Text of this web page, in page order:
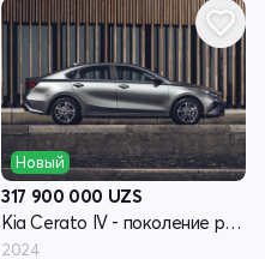
Новый
317 900 000 UZS
Kia Cerato IV - поколение рестайлинг
2024